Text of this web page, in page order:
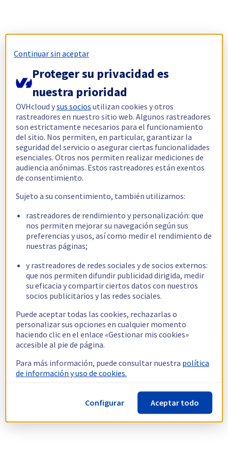
Continuar sin aceptar
Proteger su privacidad es
nuestra prioridad
OVHcloud ysus socios utilizan cookies y otros
rastreadores en nuestro sitio web. Algunos rastreadores
son estrictamente necesarios para el funcionamiento
del sitio. Nos permiten, en particular, garantizar la
seguridad del servicio o asegurar ciertas funcionalidades
esenciales. Otros nos permiten realizar mediciones de
audiencia anónimas. Estos rastreadores están exentos
de consentimiento.
Sujeto a su consentimiento, también utilizamos:
rastreadores de rendimiento y personalización: que
nos permiten mejorar su navegación según sus
preferencias y usos, así como medir el rendimiento de
nuestras páginas;
y rastreadores de redes sociales y de socios externos:
que nos permiten difundir publicidad dirigida, medir
su eficacia y compartir ciertos datos con nuestros
socios publicitarios y las redes sociales.
Puede aceptar todas las cookies, rechazarlas o
personalizar sus opciones en cualquier momento
haciendo clic en el enlace «Gestionar mis cookies»
accesible al pie de página.
Para más información, puede consultar nuestra política
de información y uso de cookies.
Configurar Aceptar todo